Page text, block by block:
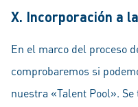
X. Incorporación a
En el marco del proceso
comprobaremos si
nuestra «Talent Pool».